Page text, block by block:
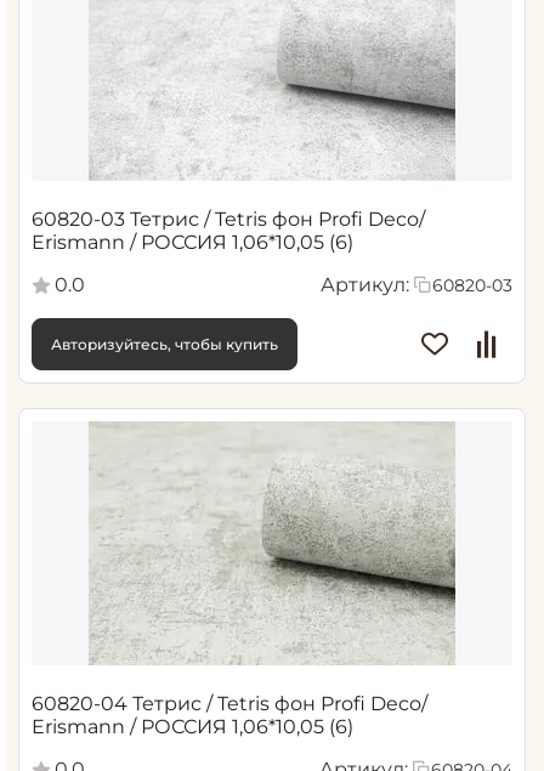
60820-03 Тетрис / Tetris фон Profi Deco/
Erismann / РОССИЯ 1,06*10,05 (6)
0.0
Артикул: 60820-03
Авторизуйтесь, чтобы купить
60820-04 Тетрис / Tetris фон Profi Deco/
Erismann / РОССИЯ 1,06*10,05 (6)